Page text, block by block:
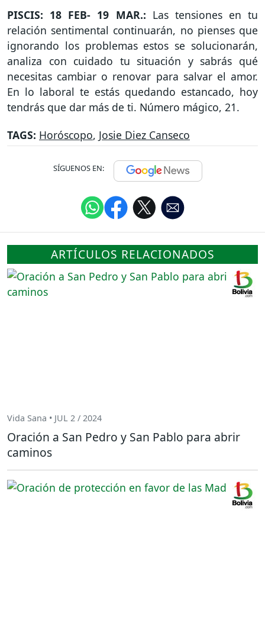
PISCIS: 18 FEB- 19 MAR.: Las tensiones en tu
relación sentimental continuarán, no pienses que
ignorando los problemas estos se solucionarán,
analiza con cuidado tu situación y sabrás qué
necesitas cambiar o renovar para salvar el amor.
En lo laboral te estás quedando estancado, hoy
tendrás que dar más de ti. Número mágico, 21.
TAGS: Horóscopo, Josie Diez Canseco
SÍGUENOS EN:
ARTÍCULOS RELACIONADOS
Vida Sana • JUL 2 / 2024
Oración a San Pedro y San Pablo para abrir
caminos